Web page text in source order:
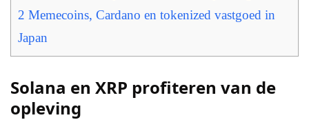
2 Memecoins, Cardano en tokenized vastgoed in
Japan
Solana en XRP profiteren van de
opleving